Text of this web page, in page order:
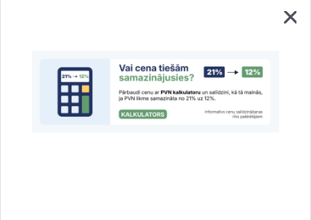
tiesību aizsardzības un uzraudzības iestādes. Tā nodrošina
lai stiprinātu patērētāju aizsardzību visā pasaulē.
Saistītas tēmas